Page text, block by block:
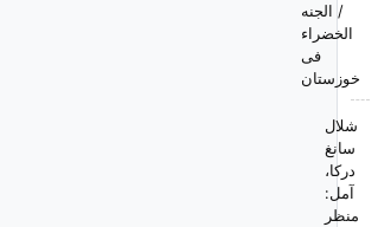
/ الجنه
الخضراء
فی
خوزستان
شلال
سانغ
درکا،
آمل:
منظر